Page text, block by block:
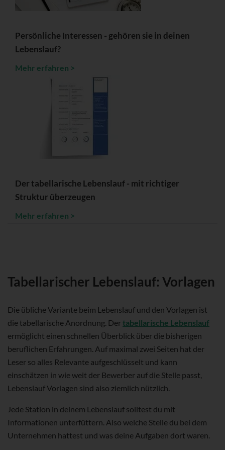
Persönliche Interessen - gehören sie in deinen
Lebenslauf?
Mehr erfahren >
Der tabellarische Lebenslauf - mit richtiger
Struktur überzeugen
Mehr erfahren >
Tabellarischer Lebenslauf: Vorlagen
Die übliche Variante beim Lebenslauf und den Vorlagen ist
die tabellarische Anordnung. Dertabellarische Lebenslauf
ermöglicht einen schnellen Überblick über die bisherigen
beruflichen Erfahrungen. Auf maximal zwei Seiten hat der
Leser so alles Relevante aufgeschlüsselt und kann
einschätzen in wie weit der Bewerber auf die Stelle passt,
Lebenslauf Vorlagen sind also ziemlich nützlich.
Jede Station in deinem Lebenslauf solltest du mit
Informationen unterfüttern. Also welche Stelle du bei dem
Unternehmen hattest und was deine Aufgaben dort waren.